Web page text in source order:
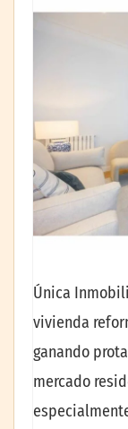
Única
vivienda
ganando
mercado